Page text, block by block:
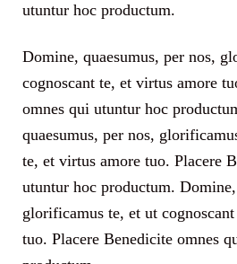
utuntur hoc productum.
Domine, quaesumus, per nos,
cognoscant te, et virtus amore
omnes qui utuntur hoc
quaesumus, per nos,
te, et virtus amore tuo. Placere
utuntur hoc productum.
glorificamus te, et ut
tuo. Placere Benedicite omnes